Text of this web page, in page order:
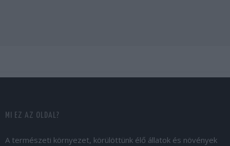
MI EZ AZ OLDAL?
A természeti környezet, körülöttünk élő állatok és növények